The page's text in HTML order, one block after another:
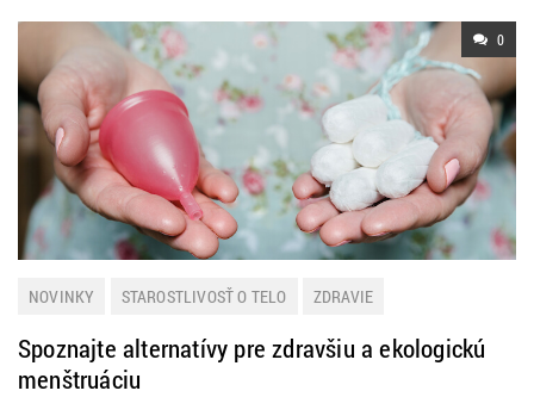
0
NOVINKY STAROSTLIVOSŤ O TELO ZDRAVIE
Spoznajte alternatívy pre zdravšiu a ekologickú
menštruáciu